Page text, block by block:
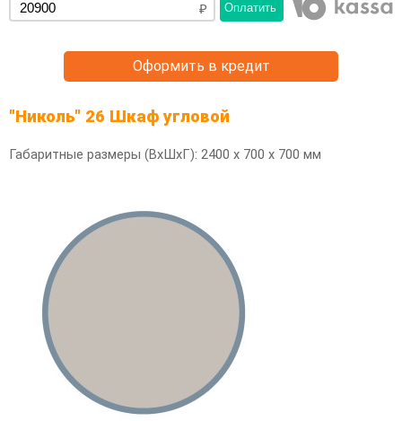
Оплатить
Оформить в кредит
"Николь" 26 Шкаф угловой
Габаритные размеры (ВхШхГ): 2400 х 700 х 700 мм